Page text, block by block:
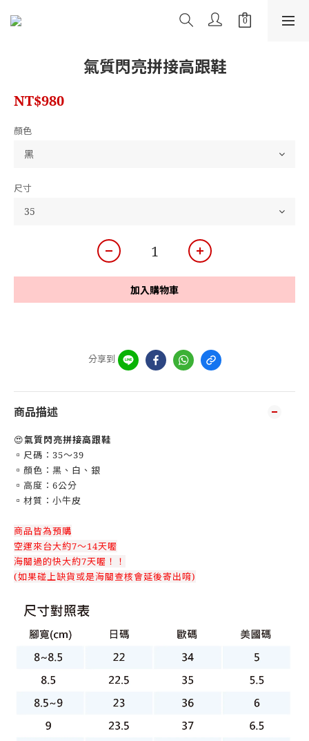
氣質閃亮拼接高跟鞋
NT$980
顏色
尺寸
加入購物車
分享到
商品描述
😍氣質閃亮拼接高跟鞋
▫️尺碼：35～39
▫️顏色：黑、白、銀
▫️高度：6公分
▫️材質：小牛皮
商品皆為預購
空運來台大約7～14天喔
海關過的快大約7天喔！！
(如果碰上缺貨或是海關查核會延後寄出唷)